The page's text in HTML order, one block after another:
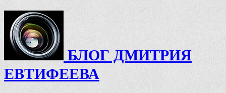
БЛОГ ДМИТРИЯ
ЕВТИФЕЕВА